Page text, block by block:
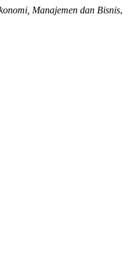
Manajemen dan Bisnis,